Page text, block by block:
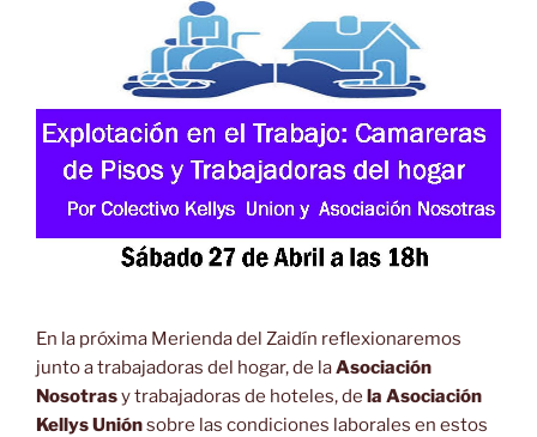
En la próxima Merienda del Zaidín reflexionaremos
junto a trabajadoras del hogar, de laAsociación
Nosotrasy trabajadoras de hoteles, de la Asociación
Kellys Uniónsobre las condiciones laborales en estos